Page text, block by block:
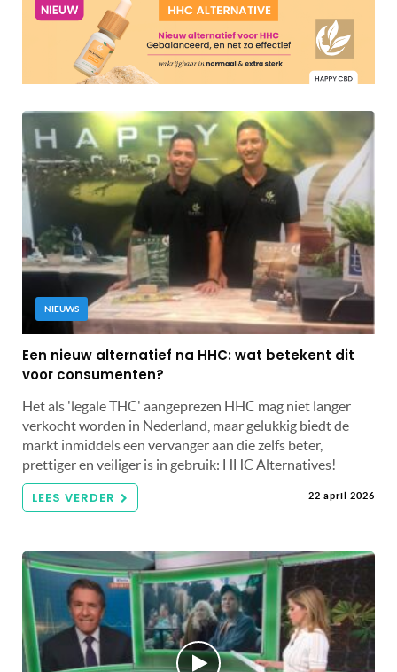
NIEUWS
Een nieuw alternatief na HHC: wat betekent dit
voor consumenten?
Het als 'legale THC' aangeprezen HHC mag niet langer
verkocht worden in Nederland, maar gelukkig biedt de
markt inmiddels een vervanger aan die zelfs beter,
prettiger en veiliger is in gebruik: HHC Alternatives!
LEES VERDER 22 april 2026